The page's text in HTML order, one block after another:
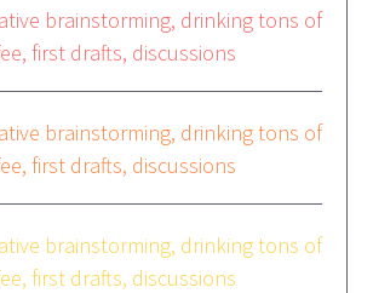
brainstorming, drinking tons of
first drafts, discussions
brainstorming, drinking tons of
first drafts, discussions
brainstorming, drinking tons of
first drafts, discussions